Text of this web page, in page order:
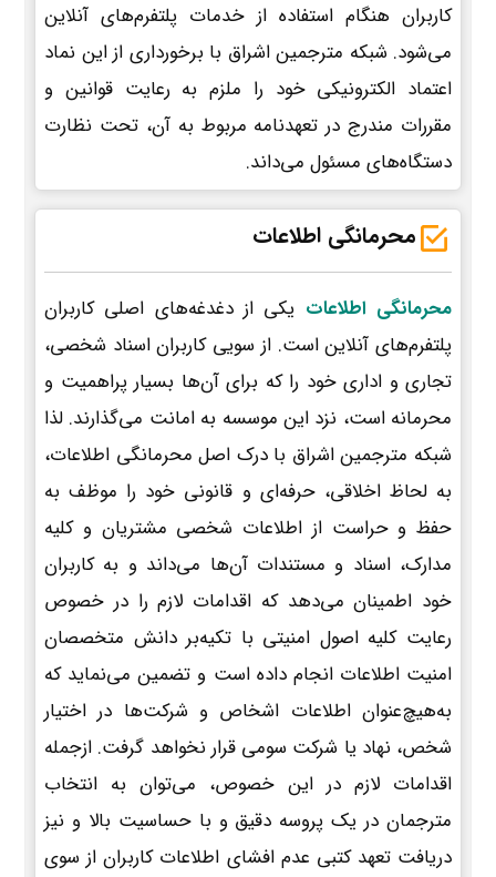
کاربران هنگام استفاده از خدمات پلتفرم‌های آنلاین
می‌شود. شبکه مترجمین اشراق با برخورداری از این نماد
اعتماد الکترونیکی خود را ملزم به رعایت قوانین و
مقررات مندرج در تعهدنامه مربوط به آن، تحت نظارت
دستگاه‌های مسئول می‌داند.
محرمانگی اطلاعات
محرمانگی اطلاعات یکی از دغدغه‌های اصلی کاربران
پلتفرم‌های آنلاین است. از سویی کاربران اسناد شخصی،
تجاری و اداری خود را که برای آن‌ها بسیار پراهمیت و
محرمانه است، نزد این موسسه به امانت می‌گذارند. لذا
شبکه مترجمین اشراق با درک اصل محرمانگی اطلاعات،
به لحاظ اخلاقی، حرفه‌ای و قانونی خود را موظف به
حفظ و حراست از اطلاعات شخصی مشتریان و کلیه
مدارک، اسناد و مستندات آن‌ها می‌داند و به کاربران
خود اطمینان می‌دهد که اقدامات لازم را در خصوص
رعایت کلیه اصول امنیتی با تکیه‌بر دانش متخصصان
امنیت اطلاعات انجام داده است و تضمین می‌نماید که
به‌هیچ‌عنوان اطلاعات اشخاص و شرکت‌ها در اختیار
شخص، نهاد یا شرکت سومی قرار نخواهد گرفت. ازجمله
اقدامات لازم در این خصوص، می‌توان به انتخاب
مترجمان در یک پروسه دقیق و با حساسیت بالا و نیز
دریافت تعهد کتبی عدم افشای اطلاعات کاربران از سوی